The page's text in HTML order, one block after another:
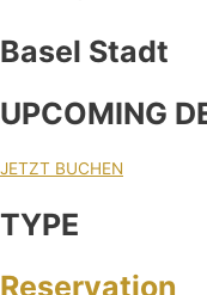
Basel Stadt
UPCOMING
JETZT BUCHEN
TYPE
Reservation